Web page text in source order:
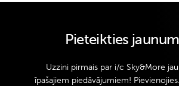
Pieteikties
Uzzini pirmais par i/c Sky&More
īpašajiem piedāvājumiem!